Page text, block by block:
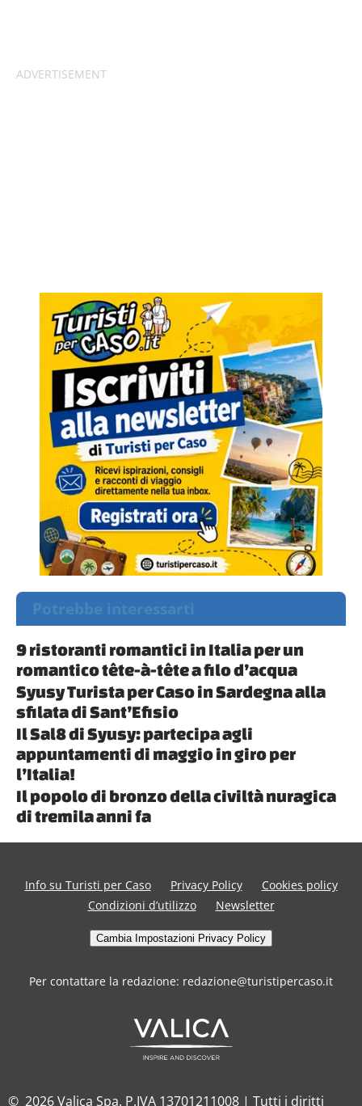
Potrebbe interessarti
9 ristoranti romantici in Italia per un
romantico tête-à-tête a filo d’acqua
Syusy Turista per Caso in Sardegna alla
sfilata di Sant’Efisio
Il Sal8 di Syusy: partecipa agli
appuntamenti di maggio in giro per
l’Italia!
Il popolo di bronzo della civiltà nuragica
di tremila anni fa
Info su Turisti per Caso Privacy Policy
Cookies policy
Condizioni d’utilizzo
Newsletter
Cambia Impostazioni Privacy Policy
Per contattare la redazione: redazione@turistipercaso.it
© 2026 Valica Spa. P.IVA 13701211008 | Tutti i diritti